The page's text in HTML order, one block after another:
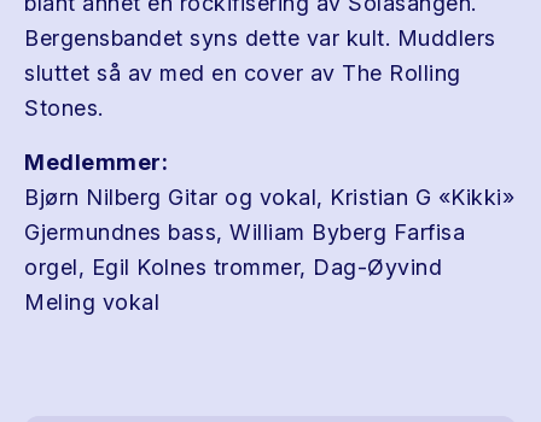
Bergensbandet syns dette var kult. Muddlers
sluttet så av med en cover av The Rolling
Stones.
Medlemmer:
Bjørn Nilberg Gitar og vokal, Kristian G «Kikki»
Gjermundnes bass, William Byberg Farfisa
orgel, Egil Kolnes trommer, Dag-Øyvind
Meling vokal